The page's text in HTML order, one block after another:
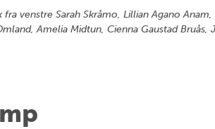
venstre Sarah Skråmo, Lillian Agano
Amelia Midtun, Cienna Gaustad